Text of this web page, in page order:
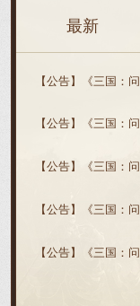
最新
【公告】 《三国：
【公告】 《三国：
【公告】 《三国：
【公告】 《三国：
【公告】 《三国：